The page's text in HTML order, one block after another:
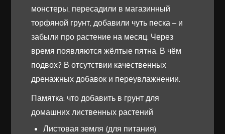
монстеры, пересадили в магазинный
торфяной грунт, добавили чуть песка – и
забыли про растение на месяц. Через
время появляются жёлтые пятна. В чём
подвох? В отсутствии качественных
дренажных добавок и переувлажнении.
Памятка: что добавить в грунт для
домашних лиственных растений
Листовая земля (для питания)